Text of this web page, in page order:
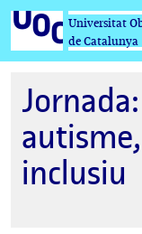
Universitat
de Catalunya
inclusiu